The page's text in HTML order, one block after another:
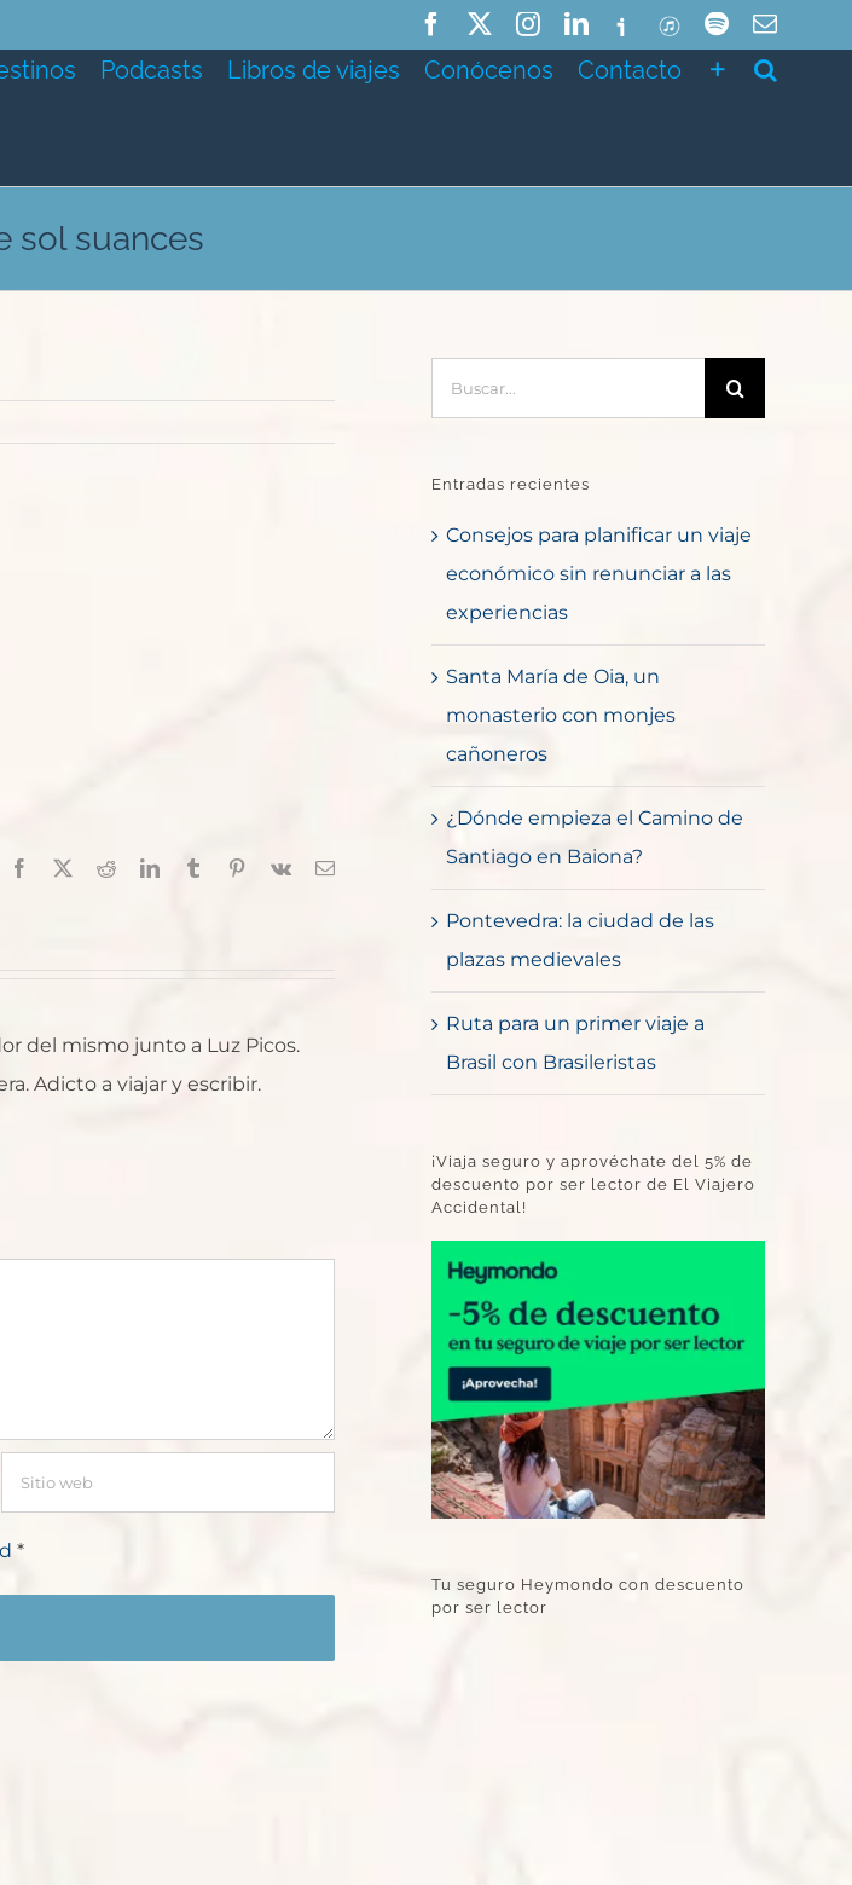
FacebookInstagramLinkedIn
IvooxITunesSpotifyCorreo
Podcasts Libros de viajes Conócenos Contacto
sol suances
Facebook RedditLinkedInTumblr Pinterest
Vk
Correo
del mismo junto a Luz Picos.
Adicto a viajar y escribir.
*
Entradas recientes
Consejos para planificar un viaje
económico sin renunciar a las
experiencias
Santa María de Oia, un
monasterio con monjes
cañoneros
¿Dónde empieza el Camino de
Santiago en Baiona?
Pontevedra: la ciudad de las
plazas medievales
Ruta para un primer viaje a
Brasil con Brasileristas
¡Viaja seguro y aprovéchate del 5% de
descuento por ser lector de El Viajero
Accidental!
Tu seguro Heymondo con descuento
por ser lector